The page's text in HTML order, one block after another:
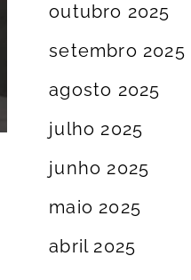
outubro 2025
setembro 2025
agosto 2025
julho 2025
junho 2025
maio 2025
abril 2025